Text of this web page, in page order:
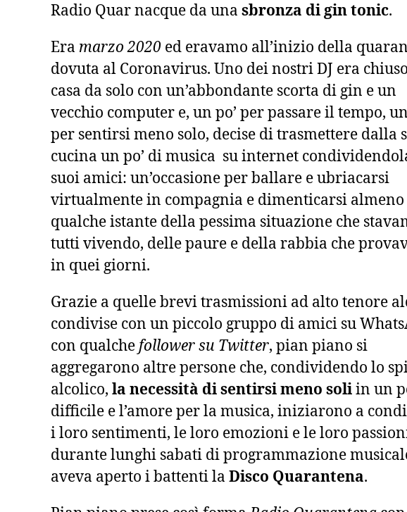
Radio Quar nacque da una sbronza di gin tonic.
Era marzo 2020 ed eravamo all’inizio della
dovuta al Coronavirus. Uno dei nostri DJ era
casa da solo con un’abbondante scorta di gin e un
vecchio computer e, un po’ per passare il tempo, un
per sentirsi meno solo, decise di trasmettere dalla
cucina un po’ di musica su internet
suoi amici: un’occasione per ballare e ubriacarsi
virtualmente in compagnia e dimenticarsi
qualche istante della pessima situazione che
tutti vivendo, delle paure e della rabbia che
in quei giorni.
Grazie a quelle brevi trasmissioni ad alto tenore
condivise con un piccolo gruppo di amici su
con qualchefollower su Twitter, pian piano si
aggregarono altre persone che, condividendo lo
alcolico, la necessità di sentirsi meno soliin un
difficile e l’amore per la musica, iniziarono a
i loro sentimenti, le loro emozioni e le loro
durante lunghi sabati di programmazione
aveva aperto i battenti la Disco Quarantena.